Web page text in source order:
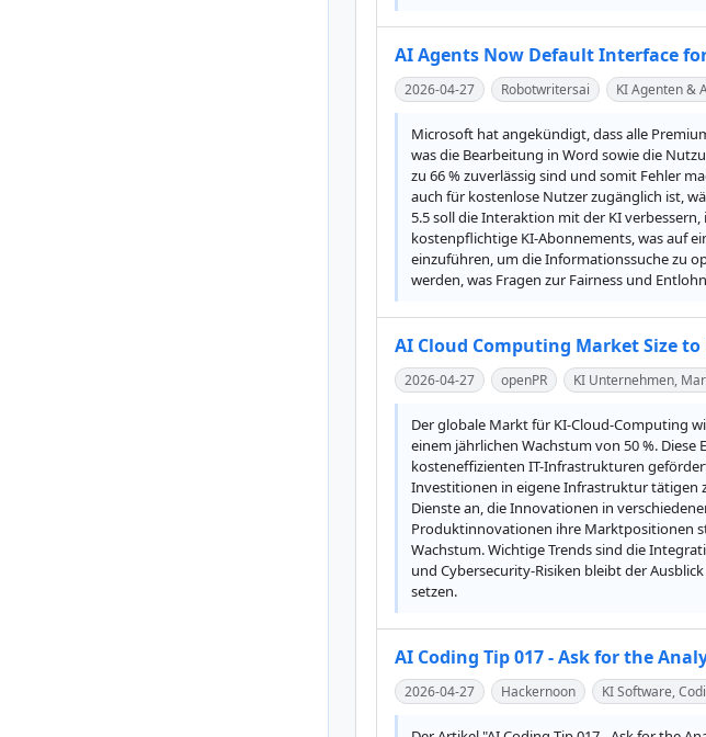
AI Agents Now Default Interface
2026-04-27 Robotwritersai KI Agenten &
Microsoft hat angekündigt, dass alle
was die Bearbeitung in Word sowie die
zu 66 % zuverlässig sind und somit Fehler
auch für kostenlose Nutzer zugänglich ist,
5.5 soll die Interaktion mit der KI
kostenpflichtige KI-Abonnements, was auf
einzuführen, um die Informationssuche zu
werden, was Fragen zur Fairness und
AI Cloud Computing Market Size to
2026-04-27 openPR KI Unternehmen,
Der globale Markt für KI-Cloud-Computing
einem jährlichen Wachstum von 50 %.
kosteneffizienten IT-Infrastrukturen
Investitionen in eigene Infrastruktur tätigen
Dienste an, die Innovationen in
Produktinnovationen ihre Marktpositionen
Wachstum. Wichtige Trends sind die
und Cybersecurity-Risiken bleibt der
setzen.
AI Coding Tip 017 - Ask for the
2026-04-27 Hackernoon KI Software,